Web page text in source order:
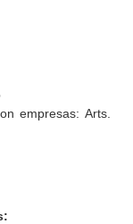
empresas: Arts.